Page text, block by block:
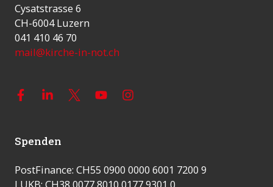
Cysatstrasse 6
CH-6004 Luzern
041 410 46 70
mail@kirche-in-not.ch
Spenden
PostFinance: CH55 0900 0000 6001 7200 9